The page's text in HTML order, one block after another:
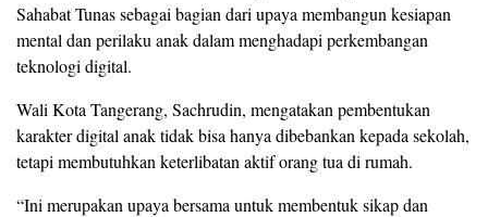
Sahabat Tunas sebagai bagian dari upaya membangun kesiapan
mental dan perilaku anak dalam menghadapi perkembangan
teknologi digital.
Wali Kota Tangerang, Sachrudin, mengatakan pembentukan
karakter digital anak tidak bisa hanya dibebankan kepada sekolah,
tetapi membutuhkan keterlibatan aktif orang tua di rumah.
“Ini merupakan upaya bersama untuk membentuk sikap dan